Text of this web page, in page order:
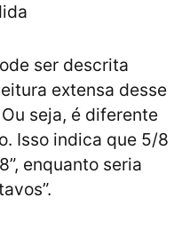
ser descrita
extensa desse
seja, é diferente
Isso indica que 5/8
enquanto seria